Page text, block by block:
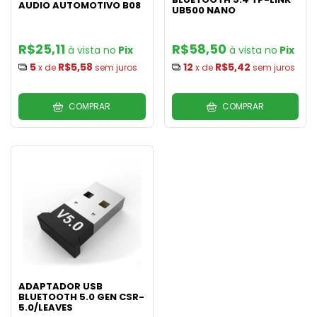
AUDIO AUTOMOTIVO B08
R$25,11
Pix
5x de R$5,58 sem juros
COMPRAR
UB500 NANO
R$58,50
Pix
12 x de R$5,42 sem juros
COMPRAR
ADAPTADOR USB
BLUETOOTH 5.0 GEN CSR-
5.0/LEAVES